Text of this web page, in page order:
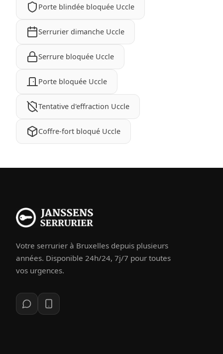
Porte blindée bloquée Uccle
Serrurier dimanche Uccle
Serrure bloquée Uccle
Porte bloquée Uccle
Tentative d'effraction Uccle
Coffre-fort bloqué Uccle
Votre serrurier à Bruxelles depuis plusieurs
années. Disponible 24h/24, 7j/7 pour toutes
vos urgences.